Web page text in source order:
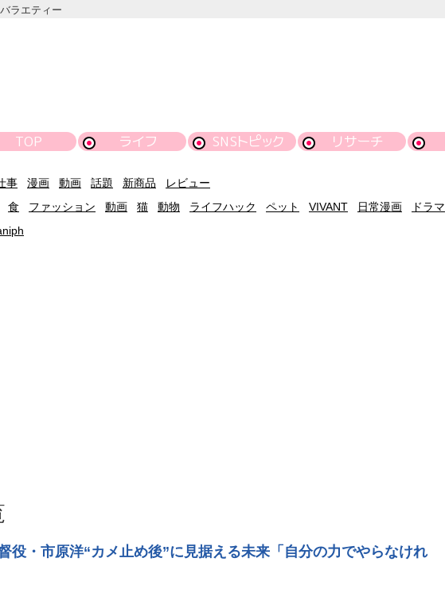
ラエティー
TOP ライフ SNSトピック リサーチ
事 漫画 動画 話題 新商品
レビュー
食 ファッション 動画 猫 動物 ライフハック ペット VIVANT 日常漫画 ドラマ
役・市原洋“カメ止め後”に見据える未来「自分の力でやらなけれ